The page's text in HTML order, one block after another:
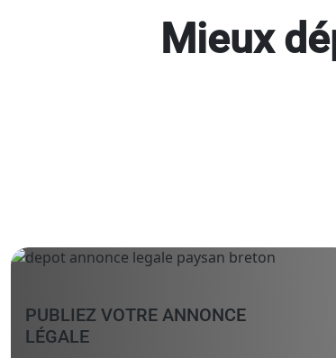
Mieux
PUBLIEZ VOTRE ANNONCE
LÉGALE